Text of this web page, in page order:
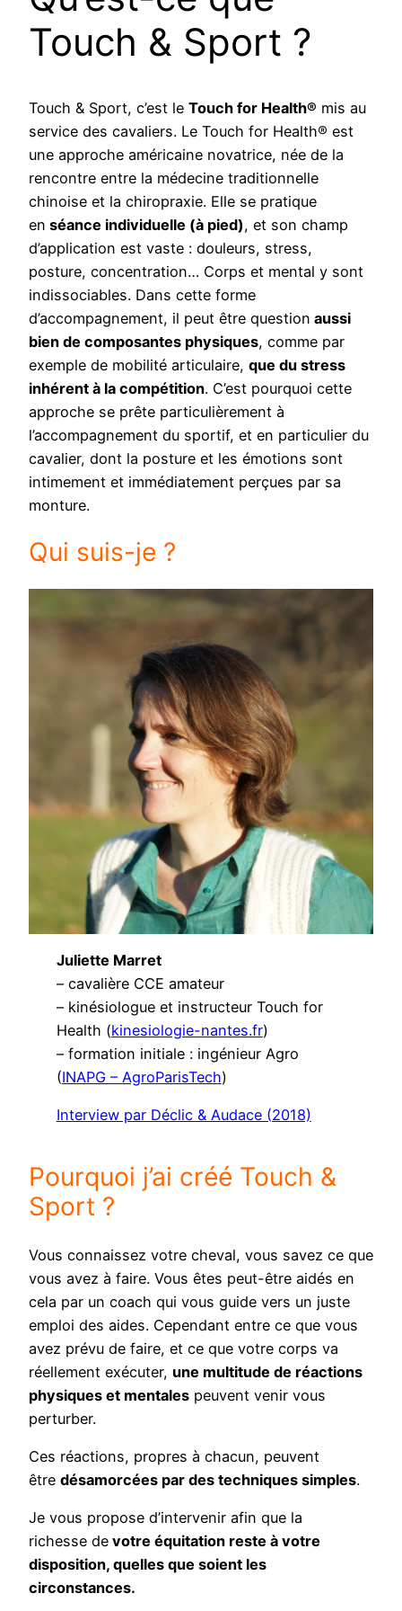
Touch & Sport ?
Touch & Sport, c’est le Touch for Health® mis au
service des cavaliers. Le Touch for Health® est
une approche américaine novatrice, née de la
rencontre entre la médecine traditionnelle
chinoise et la chiropraxie. Elle se pratique
en séance individuelle (à pied), et son champ
d’application est vaste : douleurs, stress,
posture, concentration… Corps et mental y sont
indissociables. Dans cette forme
d’accompagnement, il peut être question aussi
bien de composantes physiques, comme par
exemple de mobilité articulaire, que du stress
inhérent à la compétition. C’est pourquoi cette
approche se prête particulièrement à
l’accompagnement du sportif, et en particulier du
cavalier, dont la posture et les émotions sont
intimement et immédiatement perçues par sa
monture.
Qui suis-je ?
Juliette Marret
– cavalière CCE amateur
– kinésiologue et instructeur Touch for
Health (kinesiologie-nantes.fr)
– formation initiale : ingénieur Agro
(INAPG – AgroParisTech)
Interview par Déclic & Audace (2018)
Pourquoi j’ai créé Touch &
Sport ?
Vous connaissez votre cheval, vous savez ce que
vous avez à faire. Vous êtes peut-être aidés en
cela par un coach qui vous guide vers un juste
emploi des aides. Cependant entre ce que vous
avez prévu de faire, et ce que votre corps va
réellement exécuter, une multitude de réactions
physiques et mentales peuvent venir vous
perturber.
Ces réactions, propres à chacun, peuvent
être désamorcées par des techniques simples.
Je vous propose d’intervenir afin que la
richesse de votre équitation reste à votre
disposition, quelles que soient les
circonstances.